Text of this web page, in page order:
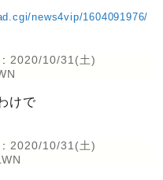
news4vip/1604091976/
: 2020/10/31(土)
けで
: 2020/10/31(土)